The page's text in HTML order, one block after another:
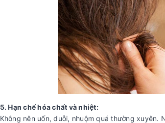
5. Hạn chế hóa chất và nhiệt:
Không nên uốn, duỗi, nhuộm quá thường xuyên.